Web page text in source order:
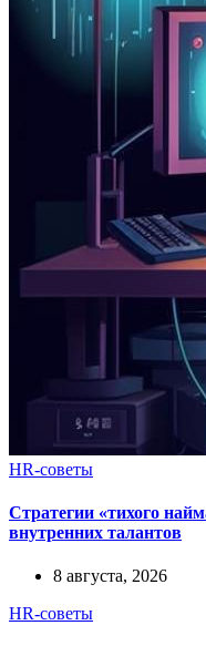
HR-советы
Стратегии «тихого
внутренних талантов
8 августа, 2026
HR-советы